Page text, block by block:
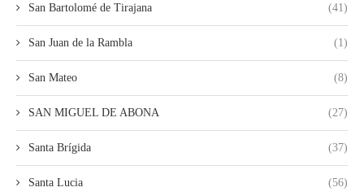
San Bartolomé de Tirajana (41)
San Juan de la Rambla (1)
San Mateo (8)
SAN MIGUEL DE ABONA (27)
Santa Brígida (37)
Santa Lucia (56)